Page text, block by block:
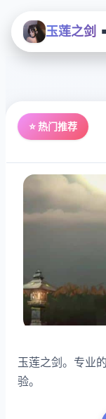
玉莲之剑
⭐ 热门推荐
玉莲之剑。专业
验。